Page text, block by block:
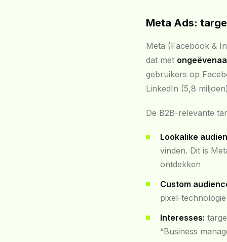
Meta Ads:
Meta (Facebook &
dat met
gebruikers op
LinkedIn (5,8
De B2B-relevante
Lookalike
vinden. Dit is
ontdekken
Custom
pixel-
Interesses:
“Business